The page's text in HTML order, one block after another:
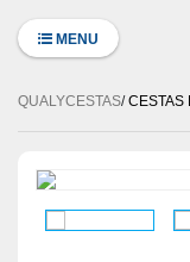
MENU
QUALYCESTAS CESTAS